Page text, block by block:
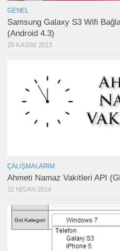
GENEL
Samsung Galaxy S3 Wifi
(Android 4.3)
29 KASIM 2013
ÇALIŞMALARIM
Ahmeti Namaz Vakitleri API
22 NISAN 2014